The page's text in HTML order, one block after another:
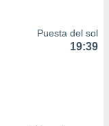
Puesta del sol
19:39